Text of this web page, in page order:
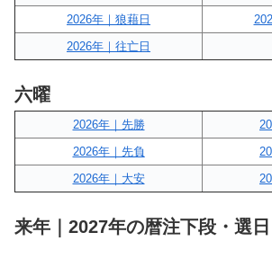
2026年｜狼藉日
2026年｜往亡日
六曜
2026年｜先勝
2026年｜先負
2026年｜大安
来年｜2027年の暦注下段・選日